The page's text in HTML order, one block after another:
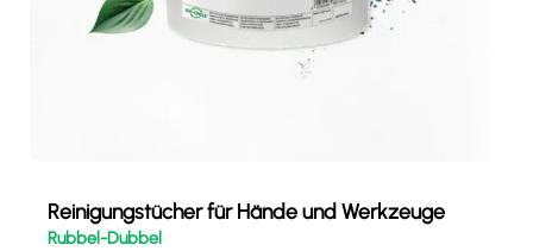
Reinigungstücher für Hände und Werkzeuge
Rubbel-Dubbel